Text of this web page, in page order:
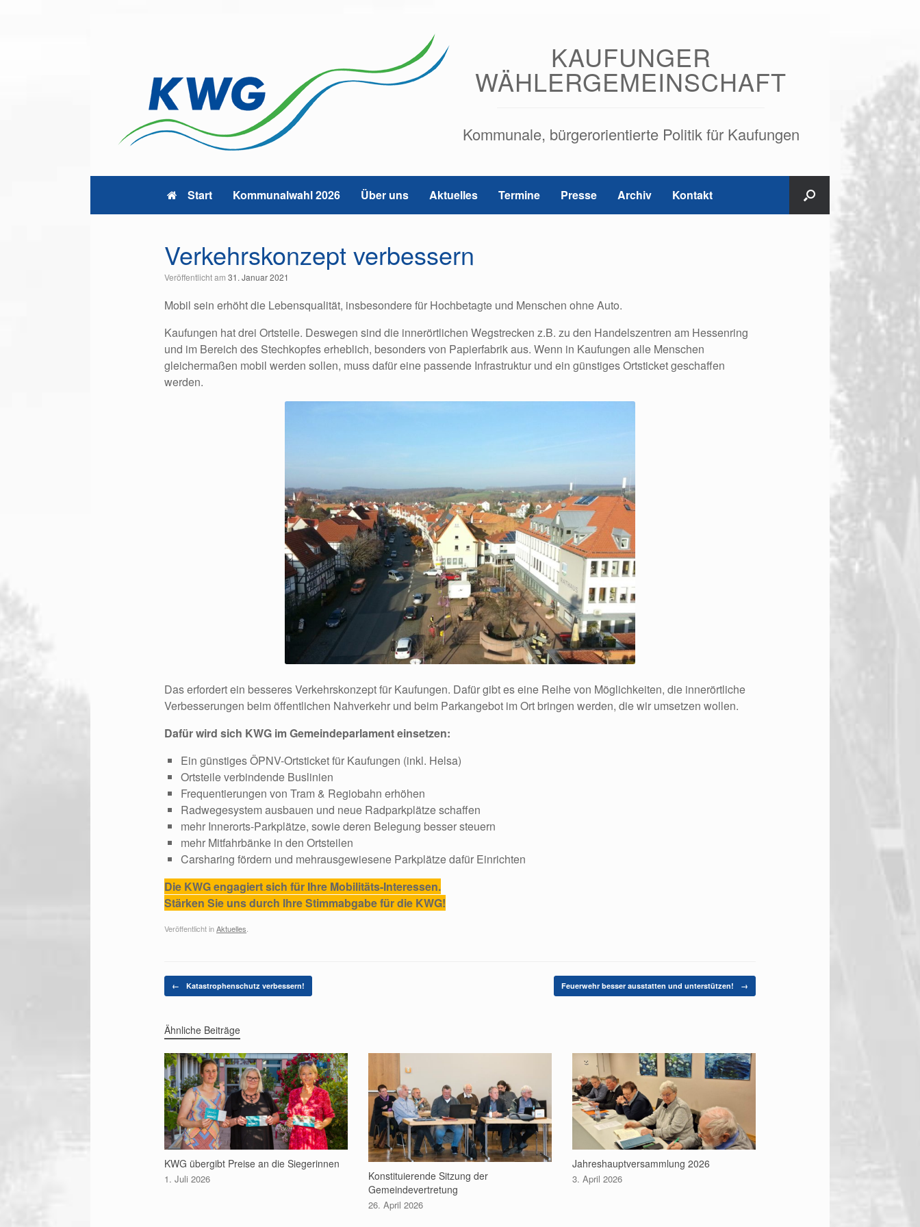
KAUFUNGER
WÄHLERGEMEINSCHAFT
Kommunale, bürgerorientierte Politik für Kaufungen
Start Kommunalwahl 2026 Über uns Aktuelles Termine Presse Archiv Kontakt
Verkehrskonzept verbessern
Veröffentlicht am 31. Januar 2021
Mobil sein erhöht die Lebensqualität, insbesondere für Hochbetagte und Menschen ohne Auto.
Kaufungen hat drei Ortsteile. Deswegen sind die innerörtlichen Wegstrecken z.B. zu den Handelszentren am Hessenring
und im Bereich des Stechkopfes erheblich, besonders von Papierfabrik aus. Wenn in Kaufungen alle Menschen
gleichermaßen mobil werden sollen, muss dafür eine passende Infrastruktur und ein günstiges Ortsticket geschaffen
werden.
Das erfordert ein besseres Verkehrskonzept für Kaufungen. Dafür gibt es eine Reihe von Möglichkeiten, die innerörtliche
Verbesserungen beim öffentlichen Nahverkehr und beim Parkangebot im Ort bringen werden, die wir umsetzen wollen.
Dafür wird sich KWG im Gemeindeparlament einsetzen:
Ein günstiges ÖPNV-Ortsticket für Kaufungen (inkl. Helsa)
Ortsteile verbindende Buslinien
Frequentierungen von Tram & Regiobahn erhöhen
Radwegesystem ausbauen und neue Radparkplätze schaffen
mehr Innerorts-Parkplätze, sowie deren Belegung besser steuern
mehr Mitfahrbänke in den Ortsteilen
Carsharing fördern und mehrausgewiesene Parkplätze dafür Einrichten
Die KWG engagiert sich für Ihre Mobilitäts-Interessen.
Stärken Sie uns durch Ihre Stimmabgabe für die KWG!
Veröffentlicht inAktuelles
Beitragsnavigation
← Katastrophenschutz verbessern! Feuerwehr besser ausstatten und unterstützen! →
Ähnliche Beiträge
KWG übergibt Preise an die Siegerinnen
1. Juli 2026
Konstituierende Sitzung der
Gemeindevertretung
26. April 2026
Jahreshauptversammlung 2026
3. April 2026